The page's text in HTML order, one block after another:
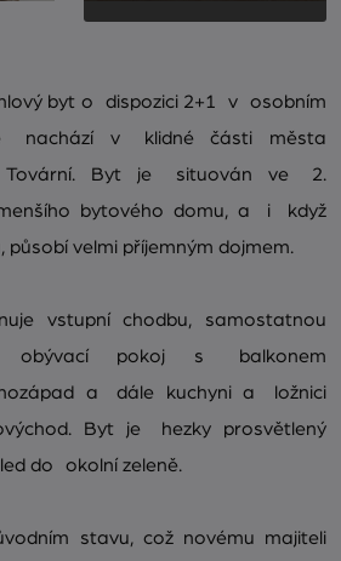
byt o dispozici 2+1 v osobním
nachází v klidné části města
Tovární. Byt je situován ve 2.
bytového domu, a i když
velmi příjemným dojmem.
vstupní chodbu, samostatnou
obývací pokoj s balkonem
a dále kuchyni a ložnici
Byt je hezky prosvětlený
do okolní zeleně.
stavu, což novému majiteli